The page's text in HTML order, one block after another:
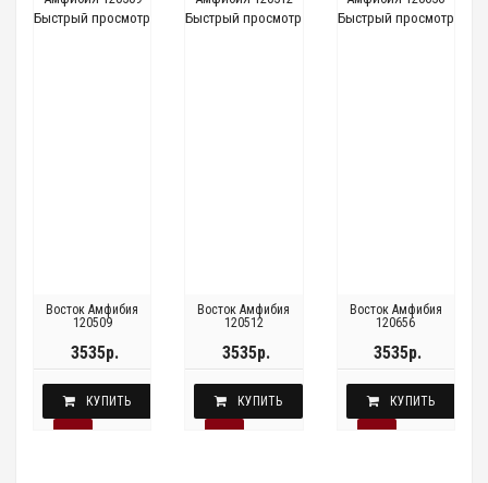
Быстрый просмотр
Восток Амфибия
120509
3535р.
КУПИТЬ
Быстрый просмотр
Восток Амфибия
120512
3535р.
КУПИТЬ
Быстрый просмотр
Восток Амфибия
120656
3535р.
КУПИТЬ